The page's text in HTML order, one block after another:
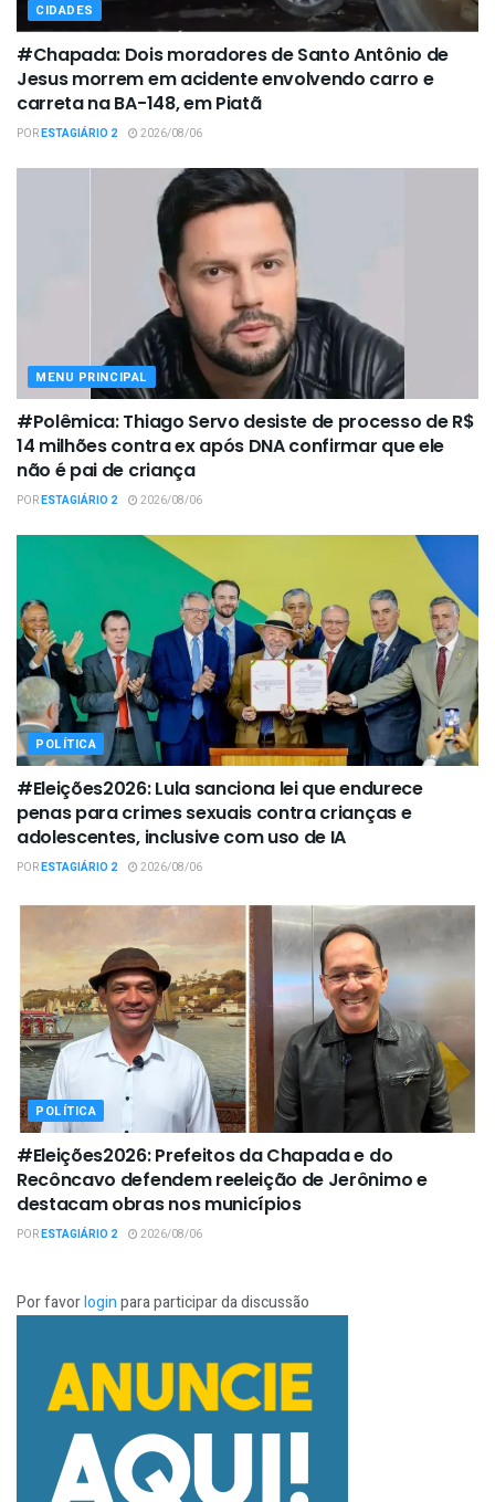
CIDADES
#Chapada: Dois moradores de Santo Antônio de
Jesus morrem em acidente envolvendo carro e
carreta na BA-148, em Piatã
PORESTAGIÁRIO 2 2026/08/06
MENU PRINCIPAL
#Polêmica: Thiago Servo desiste de processo de R$
14 milhões contra ex após DNA confirmar que ele
não é pai de criança
PORESTAGIÁRIO 2 2026/08/06
POLÍTICA
#Eleições2026: Lula sanciona lei que endurece
penas para crimes sexuais contra crianças e
adolescentes, inclusive com uso de IA
PORESTAGIÁRIO 2 2026/08/06
POLÍTICA
#Eleições2026: Prefeitos da Chapada e do
Recôncavo defendem reeleição de Jerônimo e
destacam obras nos municípios
PORESTAGIÁRIO 2 2026/08/06
Por favorloginpara participar da discussão